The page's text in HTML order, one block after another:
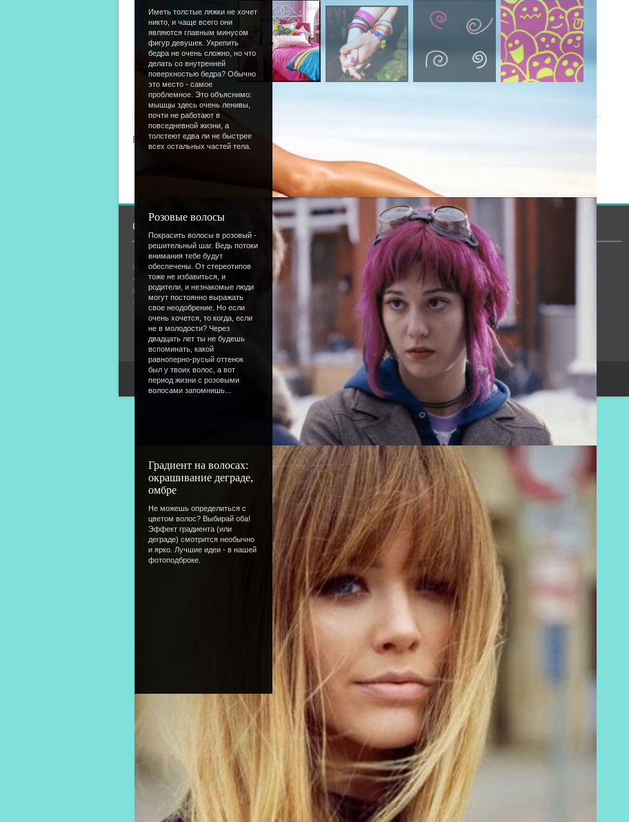
Иметь толстые ляжки не хочет
никто, и чаще всего они
являются главным минусом
фигур девушек. Укрепить
бедра не очень сложно, но что
делать со внутренней
поверхностью бедра? Обычно
это место - самое
проблемное. Это объяснимо:
мышцы здесь очень ленивы,
почти не работают в
повседневной жизни, а
толстеют едва ли не быстрее
всех остальных частей тела.
Розовые волосы
Покрасить волосы в розовый -
решительный шаг. Ведь потоки
внимания тебе будут
обеспечены. От стереотипов
тоже не избавиться, и
родители, и незнакомые люди
могут постоянно выражать
свое неодобрение. Но если
очень хочется, то когда, если
не в молодости? Через
двадцать лет ты не будешь
вспоминать, какой
равноперно-русый оттенок
был у твоих волос, а вот
период жизни с розовыми
волосами запомнишь...
Градиент на волосах:
окрашивание деграде,
омбре
Не можешь определиться с
цветом волос? Выбирай оба!
Эффект градиента (или
деграде) смотрится необычно
и ярко. Лучшие идеи - в нашей
фотоподброке.
« Предыдущая
Всего комментариев:0
Добавлять комментарии могут только зарегистрированные пользователи.
[Регистрация| Вход]
О сайте
Общая информация
Форум
Сообщество
Онлайн всего:
16
Помощь
Copyright Devichnik.su © 2007-2026.Хостинг от